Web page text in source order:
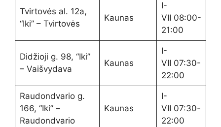
Tvirtovės al. 12a,
“Iki” – Tvirtovės
Kaunas
I-
VII 08:00-
21:00
Didžioji g. 98, “Iki”
– Vaišvydava
Kaunas
I-
VII 07:30-
22:00
Raudondvario g.
166, “Iki” –
Raudondvario
Kaunas
I-
VII 07:30-
22:00